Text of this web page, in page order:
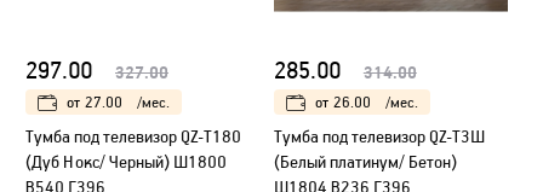
297.00 327.00
от 27.00 /мес.
Тумба под телевизор QZ-Т180
(Дуб Нокс/ Черный) Ш1800
В540 Г396
285.00 314.00
от 26.00 /мес.
Тумба под телевизор QZ-Т3Ш
(Белый платинум/ Бетон)
Ш1804 В236 Г396